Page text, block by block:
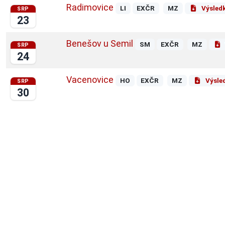
SRP
23
Radimovice LI EXČR MZ
SRP
24
Benešov u Semil SM EXČR MZ
SRP
30
Vacenovice HO EXČR MZ